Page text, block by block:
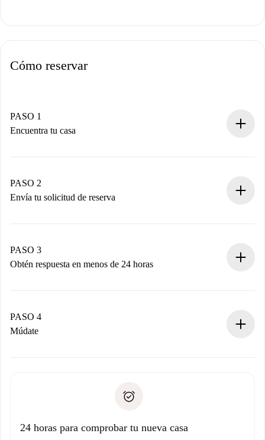
Cómo reservar
PASO 1
Encuentra tu casa
Tienes toda la información necesaria por adelantado.
PASO 2
Envía tu solicitud de reserva
propietario acepte.
PASO 3
Obtén respuesta en menos de 24 horas
contacto con el propietario.
Si es rechazada: No te haremos ningún cargo y te
Prueba de solvencia
PASO 4
Múdate
no nos comunicas ningún problema.
24 horas para comprobar tu nueva casa